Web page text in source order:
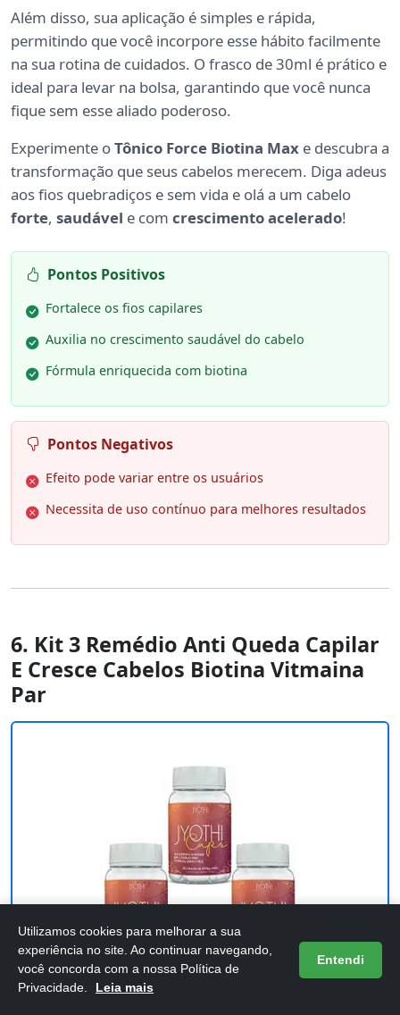
Além disso, sua aplicação é simples e rápida,
permitindo que você incorpore esse hábito facilmente
na sua rotina de cuidados. O frasco de 30ml é prático e
ideal para levar na bolsa, garantindo que você nunca
fique sem esse aliado poderoso.
Experimente oTônico Force Biotina Max e descubra a
transformação que seus cabelos merecem. Diga adeus
aos fios quebradiços e sem vida e olá a um cabelo
forte, saudável e com crescimento acelerado!
Pontos Positivos
Fortalece os fios capilares
Auxilia no crescimento saudável do cabelo
Fórmula enriquecida com biotina
Pontos Negativos
Efeito pode variar entre os usuários
Necessita de uso contínuo para melhores resultados
6. Kit 3 Remédio Anti Queda Capilar
E Cresce Cabelos Biotina Vitmaina
Par
Utilizamos cookies para melhorar a sua
experiência no site. Ao continuar navegando,
você concorda com a nossa Política de
Privacidade.
Leia mais
Entendi